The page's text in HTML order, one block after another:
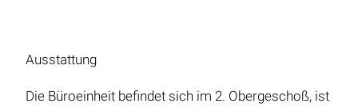
Ausstattung
Die Büroeinheit befindet sich im 2. Obergeschoß, ist